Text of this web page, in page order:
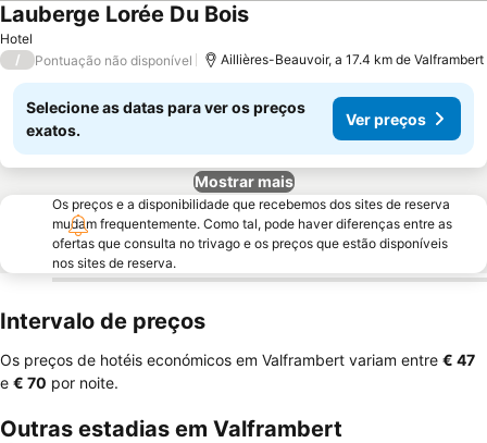
Hotel
Lauberge Lorée Du BoisVer preços
/ Pontuação não disponível Aillières-Beauvoir, a 17.4 km de Valframbert
Selecione as datas para ver os preços
exatos.
Ver preços
Mostrar mais
Os preços e a disponibilidade que recebemos dos sites de reserva
mudam frequentemente. Como tal, pode haver diferenças entre as
ofertas que consulta no trivago e os preços que estão disponíveis
nos sites de reserva.
Intervalo de preços
Os preços de hotéis económicos em Valframbert variam entre ‎€ 47
e ‎€ 70 por noite.
Outras estadias em Valframbert